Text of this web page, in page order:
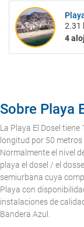
2.31
4
Sobre Playa
La Playa El Dosel
longitud por 50 metros
Normalmente el nivel
playa el dosel / el
semiurbana cuya
Playa con
instalaciones de
Bandera Azul.